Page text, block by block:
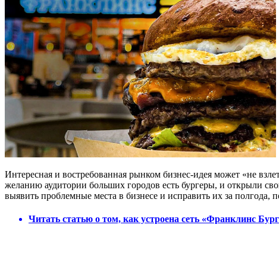
Интересная и востребованная рынком бизнес-идея может «не
желанию аудитории больших городов есть бургеры, и открыли
выявить проблемные места в бизнесе и исправить их за полгода,
Читать статью о том, как устроена сеть «Франклинс